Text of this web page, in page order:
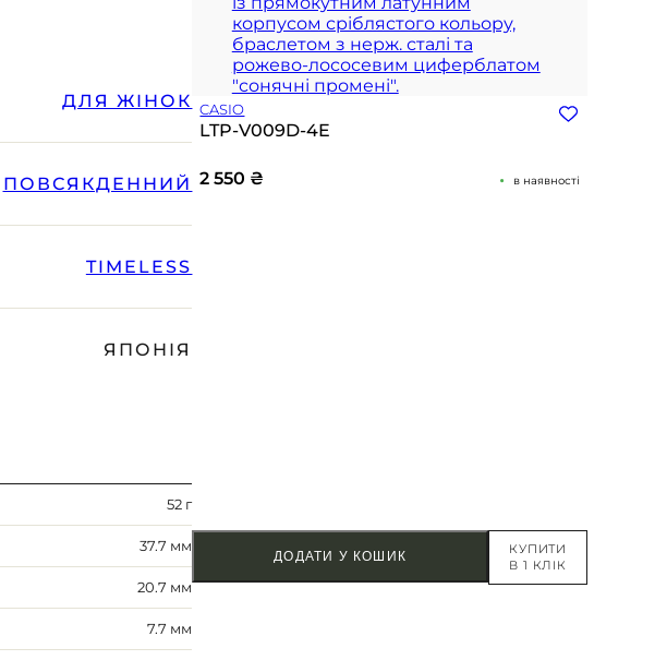
ДЛЯ ЖІНОК
ПОВСЯКДЕННИЙ
TIMELESS
ЯПОНІЯ
52 г
37.7 мм
20.7 мм
7.7 мм
CASIO
LTP-V009D-4E
2 550 ₴ в наявності
ДОДАТИ У КОШИК
КУПИТИ
В 1 КЛІК